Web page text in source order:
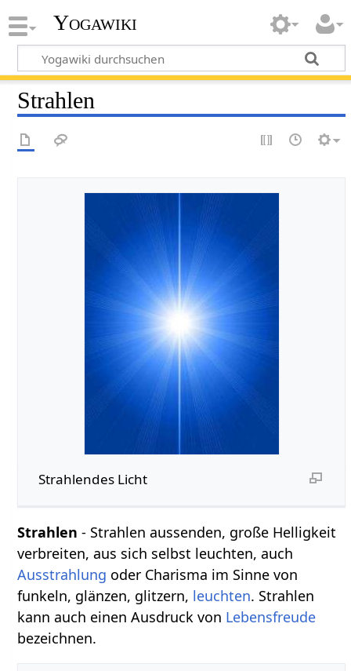
Yogawiki
Strahlen
Strahlendes Licht
Strahlen - Strahlen aussenden, große Helligkeit
verbreiten, aus sich selbst leuchten, auch
Ausstrahlung oder Charisma im Sinne von
funkeln, glänzen, glitzern, leuchten. Strahlen
kann auch einen Ausdruck von Lebensfreude
bezeichnen.